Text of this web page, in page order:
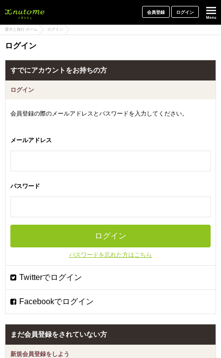
会員登録 ログイン
愛犬と旅行 ホーム ログイン
ログイン
すでにアカウントをお持ちの方
ログイン
会員登録の際のメールアドレスとパスワードを入力してください。
メールアドレス
パスワード
パスワードを忘れた方はこちら
まだ会員登録をされていない方
新規会員登録をしよう